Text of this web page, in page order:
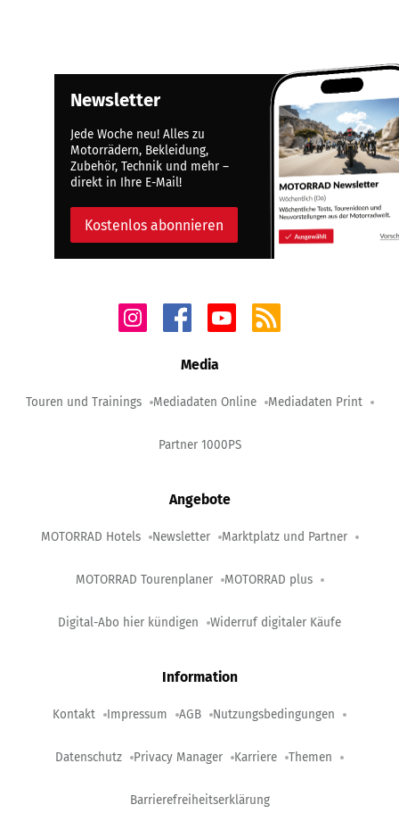
Newsletter
Jede Woche neu! Alles zu
Motorrädern, Bekleidung,
Zubehör, Technik und mehr –
direkt in Ihre E-Mail!
Kostenlos abonnieren
Media
Touren und Trainings Mediadaten Online Mediadaten Print
Partner 1000PS
Angebote
MOTORRAD Hotels Newsletter Marktplatz und Partner
MOTORRAD Tourenplaner MOTORRAD plus
Digital-Abo hier kündigen Widerruf digitaler Käufe
Information
Kontakt Impressum AGB Nutzungsbedingungen
Datenschutz Privacy Manager Karriere Themen
Barrierefreiheitserklärung